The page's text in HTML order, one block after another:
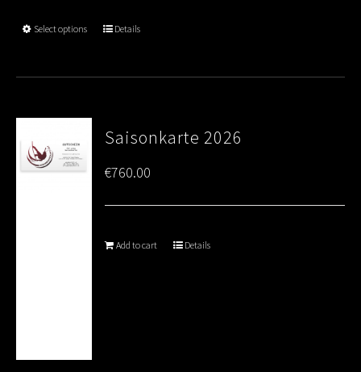
Select options Details
Saisonkarte 2026
€760.00
Add to cart Details